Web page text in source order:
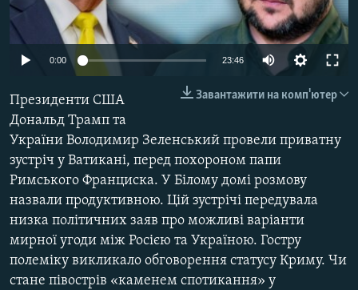
ВІДЕОУРОКИ «ELIFBE»
СВІДЧЕННЯ ОКУПАЦІЇ
УКРАЇНСЬКА ПРОБЛЕМА КРИМУ
ІНФОГРАФІКА
Русский
Qırımtatar
ДОЛУЧАЙСЯ!
Усі сайти RFE/RL
240p 480p
0:00 23:46
480p
Завантажити на комп'ютер
Президенти США
Дональд Трамп та
України Володимир Зеленський провели приватну
зустріч у Ватикані, перед похороном папи
Римського Франциска. У Білому домі розмову
назвали продуктивною. Цій зустрічі передувала
низка політичних заяв про можливі варіанти
мирної угоди між Росією та Україною. Гостру
полеміку викликало обговорення статусу Криму. Чи
стане півострів «каменем спотикання» у